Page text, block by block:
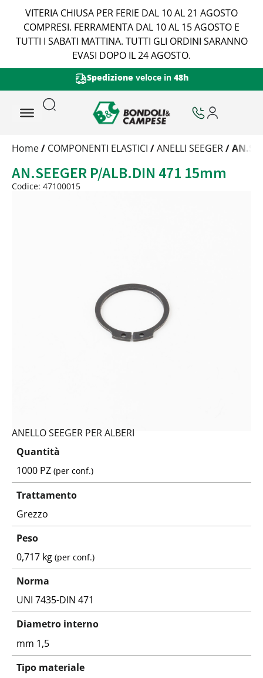
VITERIA CHIUSA PER FERIE DAL 10 AL 21 AGOSTO
COMPRESI. FERRAMENTA DAL 10 AL 15 AGOSTO E
TUTTI I SABATI MATTINA. TUTTI GLI ORDINI SARANNO
EVASI DOPO IL 24 AGOSTO.
Spedizione veloce in 48h
Trattamento
Peso
Quantità
Home/ COMPONENTI ELASTICI /ANELLI SEEGER/
AN.SEEGER P/ALB.DIN 471 15mm
Codice: 47100015
ANELLO SEEGER PER ALBERI
Quantità
1000 PZ(per conf.)
Trattamento
Grezzo
Peso
0,717 kg(per conf.)
Norma
UNI 7435-DIN 471
Diametro interno
mm 1,5
Tipo materiale